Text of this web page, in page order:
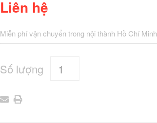
Liên hệ
Miễn phí vận chuyển trong nội thành Hồ Chí Minh
Số lượng